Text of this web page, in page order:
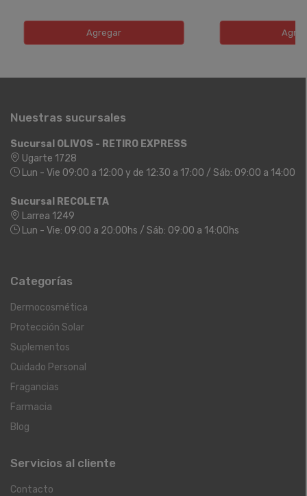
Agregar
Nuestras sucursales
Sucursal OLIVOS - RETIRO EXPRESS
Ugarte 1728
Lun - Vie 09:00 a 12:00 y de 12:30 a 17:00 / Sáb: 09:00 a 14:00
Sucursal RECOLETA
Larrea 1249
Lun - Vie: 09:00 a 20:00hs / Sáb: 09:00 a 14:00hs
Categorías
Dermocosmética
Protección Solar
Suplementos
Cuidado Personal
Fragancias
Farmacia
Blog
Servicios al cliente
Contacto